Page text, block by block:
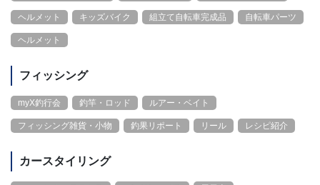
ヘルメット キッズバイク 組立て自転車完成品 自転車パーツ
ヘルメット
フィッシング
myX釣行会 釣竿・ロッド ルアー・ベイト
フィッシング雑貨・小物 釣果リポート リール レシピ紹介
カースタイリング